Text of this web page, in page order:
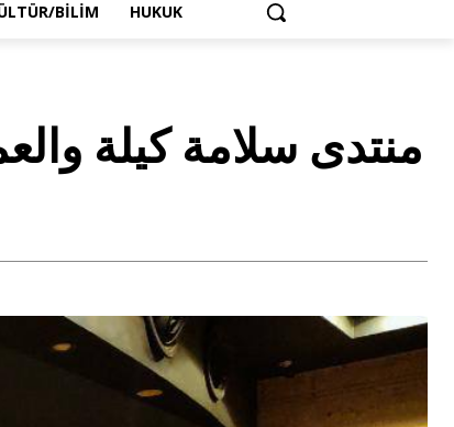
BILIM HUKUK
منتدى سلامة كيلة